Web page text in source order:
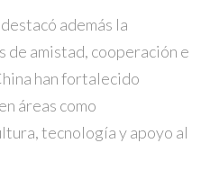
además la
de amistad, cooperación e
han fortalecido
áreas como
tecnología y apoyo al